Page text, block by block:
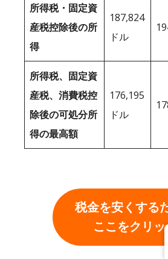
所得税・固定資
産税控除後の所
得
187,824
ドル
所得税、固定資
産税、消費税控
除後の可処分所
得の最高額
176,195
ドル
税金を安くする
ここをクリ